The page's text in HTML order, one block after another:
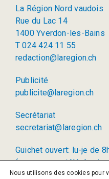
La Région Nord vaudois
Rue du Lac 14
1400 Yverdon-les-Bains
T 024 424 11 55
redaction@laregion.ch
Publicité
publicite@laregion.ch
Secrétariat
secretariat@laregion.ch
Guichet ouvert: lu-je de
(permanence
17h00)
Nous utilisons des cookies pour